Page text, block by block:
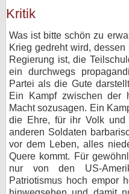
Kritik
Was ist bitte schön zu
Krieg gedreht wird,
Regierung ist, die
ein durchwegs
Partei als die Gute
Ein Kampf zwischen der
Macht sozusagen. Ein
die Ehre, für ihr Volk
anderen Soldaten
vor dem Leben, alles
Quere kommt. Für
nur von den US-
Patriotismus hoch empor